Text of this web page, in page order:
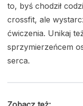
to, byś chodził
crossfit, ale
ćwiczenia. Unikaj
sprzymierzeńcem
serca.